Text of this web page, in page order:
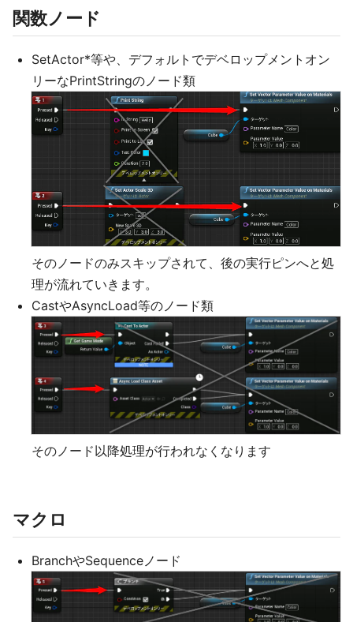
関数ノード
SetActor*等や、デフォルトでデベロップメントオン
リーなPrintStringのノード類
そのノードのみスキップされて、後の実行ピンへと処
理が流れていきます。
CastやAsyncLoad等のノード類
そのノード以降処理が行われなくなります
マクロ
BranchやSequenceノード